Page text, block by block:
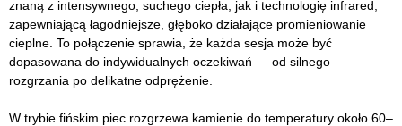
znaną z intensywnego, suchego ciepła, jak i technologię infrared,
zapewniającą łagodniejsze, głęboko działające promieniowanie
cieplne. To połączenie sprawia, że każda sesja może być
dopasowana do indywidualnych oczekiwań — od silnego
rozgrzania po delikatne odprężenie.
W trybie fińskim piec rozgrzewa kamienie do temperatury około 60–